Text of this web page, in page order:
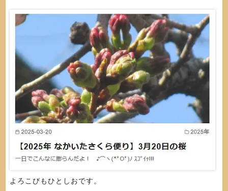
よろこびもひとしおです。